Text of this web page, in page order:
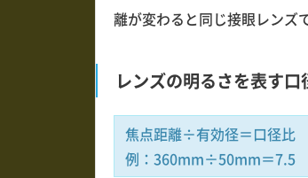
離が変わると同じ接眼レンズ
レンズの明るさを表す口
焦点距離÷有効径＝口径比
例：360mm÷50mm＝7.5